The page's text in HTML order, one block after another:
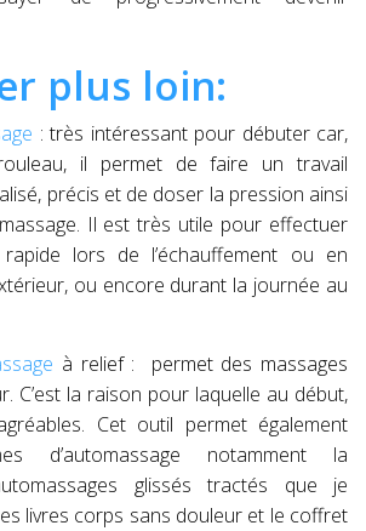
plus loin:
: très intéressant pour débuter car,
il permet de faire un travail
précis et de doser la pression ainsi
Il est très utile pour effectuer
lors de l’échauffement ou en
ou encore durant la journée au
à relief : permet des massages
C’est la raison pour laquelle au début,
Cet outil permet également
d’automassage notamment la
glissés tractés que je
livres corps sans douleur et le coffret